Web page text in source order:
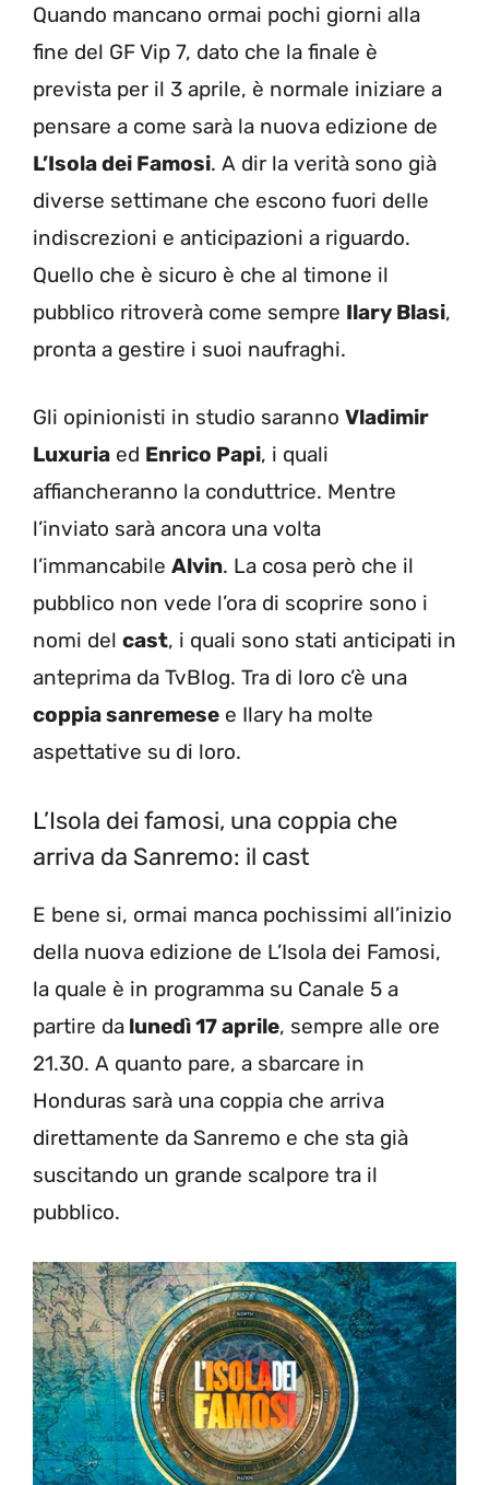
Quando mancano ormai pochi giorni alla
fine del GF Vip 7, dato che la finale è
prevista per il 3 aprile, è normale iniziare a
pensare a come sarà la nuova edizione de
L’Isola dei Famosi. A dir la verità sono già
diverse settimane che escono fuori delle
indiscrezioni e anticipazioni a riguardo.
Quello che è sicuro è che al timone il
pubblico ritroverà come sempre Ilary Blasi,
pronta a gestire i suoi naufraghi.
Gli opinionisti in studio saranno Vladimir
Luxuria ed Enrico Papi, i quali
affiancheranno la conduttrice. Mentre
l’inviato sarà ancora una volta
l’immancabile Alvin. La cosa però che il
pubblico non vede l’ora di scoprire sono i
nomi del cast, i quali sono stati anticipati in
anteprima da TvBlog. Tra di loro c’è una
coppia sanremese e Ilary ha molte
aspettative su di loro.
L’Isola dei famosi, una coppia che
arriva da Sanremo: il cast
E bene si, ormai manca pochissimi all’inizio
della nuova edizione de L’Isola dei Famosi,
la quale è in programma su Canale 5 a
partire da lunedì 17 aprile, sempre alle ore
21.30. A quanto pare, a sbarcare in
Honduras sarà una coppia che arriva
direttamente da Sanremo e che sta già
suscitando un grande scalpore tra il
pubblico.